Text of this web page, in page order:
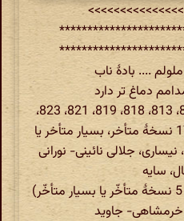
.... بادۀ ناب
دماغ تر دارد
بیار: 28 نسخه (801، 803، 813، 818، 819، 821، 823،
824، 825، 836، 843 و 17 نسخۀ متأخر، بسیار متأخر یا
جلالی نائینی- نورانی
سایه
کجاست: 6 نسخه (827 و 5 نسخۀ متأخّر یا بسیار متأخّر)
خرمشاهی- جاوید